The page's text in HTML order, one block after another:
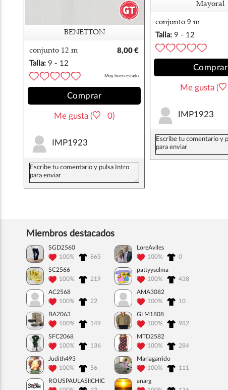
Mayoral
conjunto 9 m
camiseta+falda peto
Talla: 9 - 12
meses
Comprar
Me gusta (
IMP1923
BENETTON
conjunto 12 m
falda+camiseta
8,00 €
Talla: 9 - 12
meses
Muy buen estado
Comprar
Me gusta ( 0)
IMP1923
Miembros destacados
SGD2560
100%
865
LoreAviles
100%
0
SC2566
100%
219
pattyyselma
100%
438
AC2568
100%
22
AMA3082
100%
10
BA2063
100%
149
GLM1808
100%
982
SFC2068
100%
136
MTD2582
100%
284
Judith493
100%
56
Mariagarrido
100%
111
ROUSPAULASIICHIC
anarg